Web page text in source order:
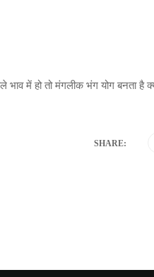
में हो तो मंगलीक भंग योग बनता है
SHARE: